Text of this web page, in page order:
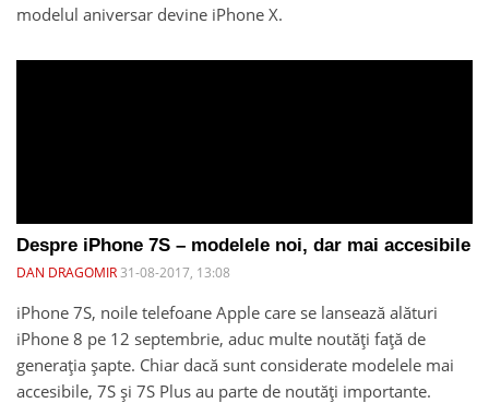
modelul aniversar devine iPhone X.
Despre iPhone 7S – modelele noi, dar mai accesibile
DAN DRAGOMIR31-08-2017, 13:08
iPhone 7S, noile telefoane Apple care se lansează alături
iPhone 8 pe 12 septembrie, aduc multe noutăți față de
generația șapte. Chiar dacă sunt considerate modelele mai
accesibile, 7S și 7S Plus au parte de noutăți importante.